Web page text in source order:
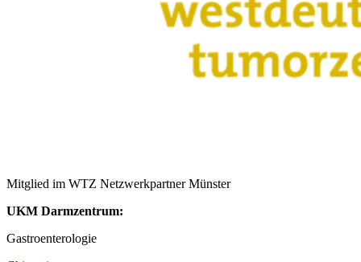
Mitglied im WTZ Netzwerkpartner Münster
UKM Darmzentrum:
Gastroenterologie